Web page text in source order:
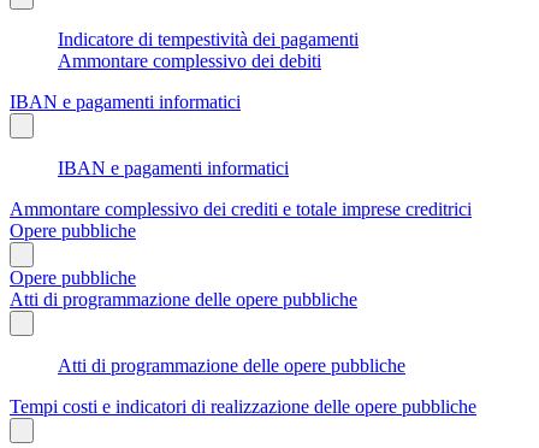
Indicatore di tempestività dei pagamenti
Ammontare complessivo dei debiti
IBAN e pagamenti informatici
IBAN e pagamenti informatici
Ammontare complessivo dei crediti e totale imprese creditrici
Opere pubbliche
Opere pubbliche
Atti di programmazione delle opere pubbliche
Atti di programmazione delle opere pubbliche
Tempi costi e indicatori di realizzazione delle opere pubbliche